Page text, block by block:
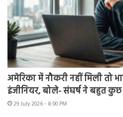
अमेरिका में नौकरी नहीं मिली तो
इंजीनियर, बोले- संघर्ष ने बहुत
29 July 2026 - 8:00 PM